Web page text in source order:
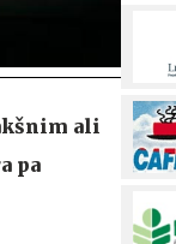
ali
pa